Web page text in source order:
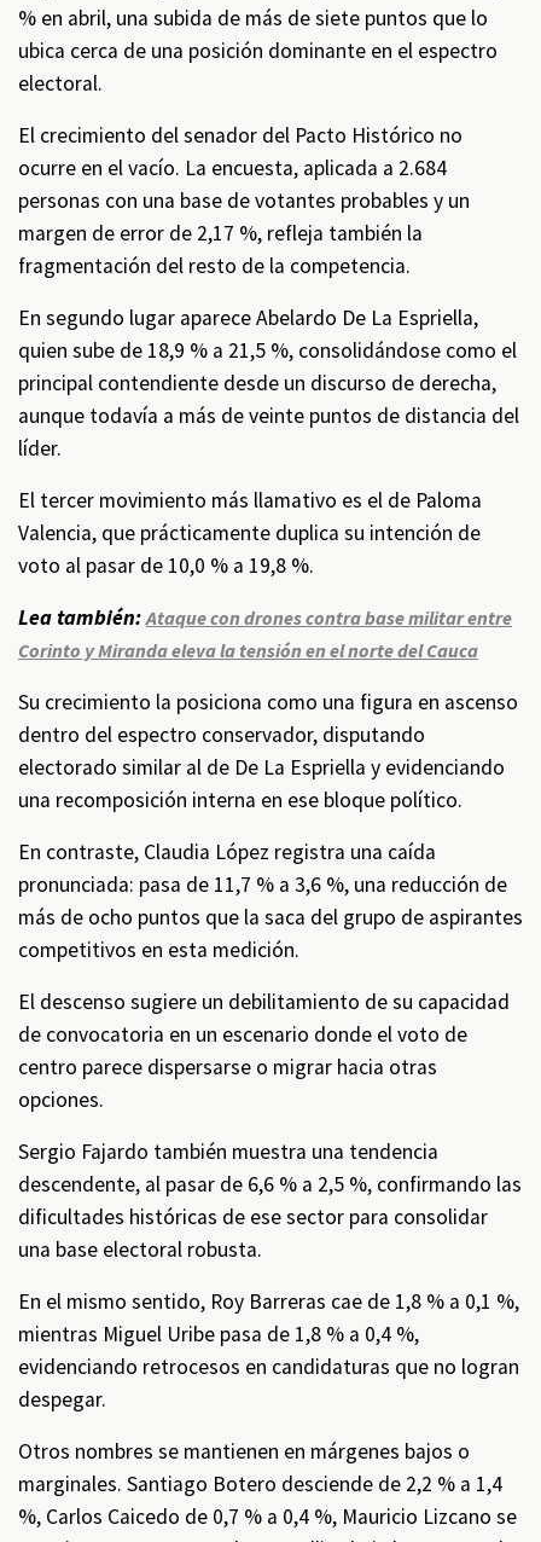
% en abril, una subida de más de siete puntos que lo
ubica cerca de una posición dominante en el espectro
electoral.
El crecimiento del senador del Pacto Histórico no
ocurre en el vacío. La encuesta, aplicada a 2.684
personas con una base de votantes probables y un
margen de error de 2,17 %, refleja también la
fragmentación del resto de la competencia.
En segundo lugar aparece Abelardo De La Espriella,
quien sube de 18,9 % a 21,5 %, consolidándose como el
principal contendiente desde un discurso de derecha,
aunque todavía a más de veinte puntos de distancia del
líder.
El tercer movimiento más llamativo es el de Paloma
Valencia, que prácticamente duplica su intención de
voto al pasar de 10,0 % a 19,8 %.
Lea también:Ataque con drones contra base militar entre
Corinto y Miranda eleva la tensión en el norte del Cauca
Su crecimiento la posiciona como una figura en ascenso
dentro del espectro conservador, disputando
electorado similar al de De La Espriella y evidenciando
una recomposición interna en ese bloque político.
En contraste, Claudia López registra una caída
pronunciada: pasa de 11,7 % a 3,6 %, una reducción de
más de ocho puntos que la saca del grupo de aspirantes
competitivos en esta medición.
El descenso sugiere un debilitamiento de su capacidad
de convocatoria en un escenario donde el voto de
centro parece dispersarse o migrar hacia otras
opciones.
Sergio Fajardo también muestra una tendencia
descendente, al pasar de 6,6 % a 2,5 %, confirmando las
dificultades históricas de ese sector para consolidar
una base electoral robusta.
En el mismo sentido, Roy Barreras cae de 1,8 % a 0,1 %,
mientras Miguel Uribe pasa de 1,8 % a 0,4 %,
evidenciando retrocesos en candidaturas que no logran
despegar.
Otros nombres se mantienen en márgenes bajos o
marginales. Santiago Botero desciende de 2,2 % a 1,4
%, Carlos Caicedo de 0,7 % a 0,4 %, Mauricio Lizcano se